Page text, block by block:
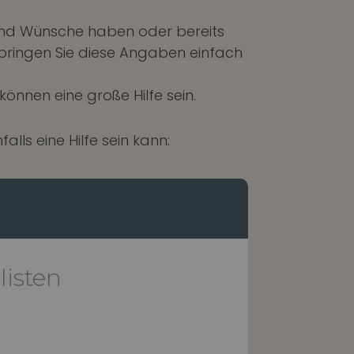
Wünsche haben oder bereits
Sie diese Angaben einfach
eine große Hilfe sein.
eine Hilfe sein kann: